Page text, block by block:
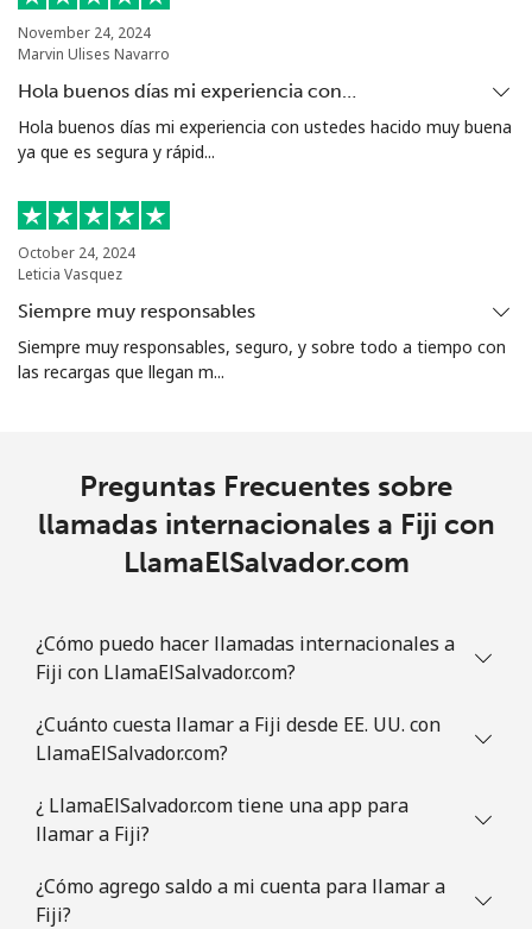
November 24, 2024
Marvin Ulises Navarro
Hola buenos días mi experiencia con…
Hola buenos días mi experiencia con ustedes hacido muy buena
ya que es segura y rápid...
October 24, 2024
Leticia Vasquez
Siempre muy responsables
Siempre muy responsables, seguro, y sobre todo a tiempo con
las recargas que llegan m...
Preguntas Frecuentes sobre
llamadas internacionales a Fiji con
LlamaElSalvador.com
¿Cómo puedo hacer llamadas internacionales a
Fiji con LlamaElSalvador.com?
¿Cuánto cuesta llamar a Fiji desde EE. UU. con
LlamaElSalvador.com?
¿ LlamaElSalvador.com tiene una app para
llamar a Fiji?
¿Cómo agrego saldo a mi cuenta para llamar a
Fiji?